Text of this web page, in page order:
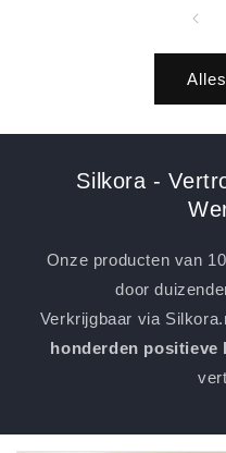
Silkora -
Onze producten van
door
Verkrijgbaar via
honderden positieve